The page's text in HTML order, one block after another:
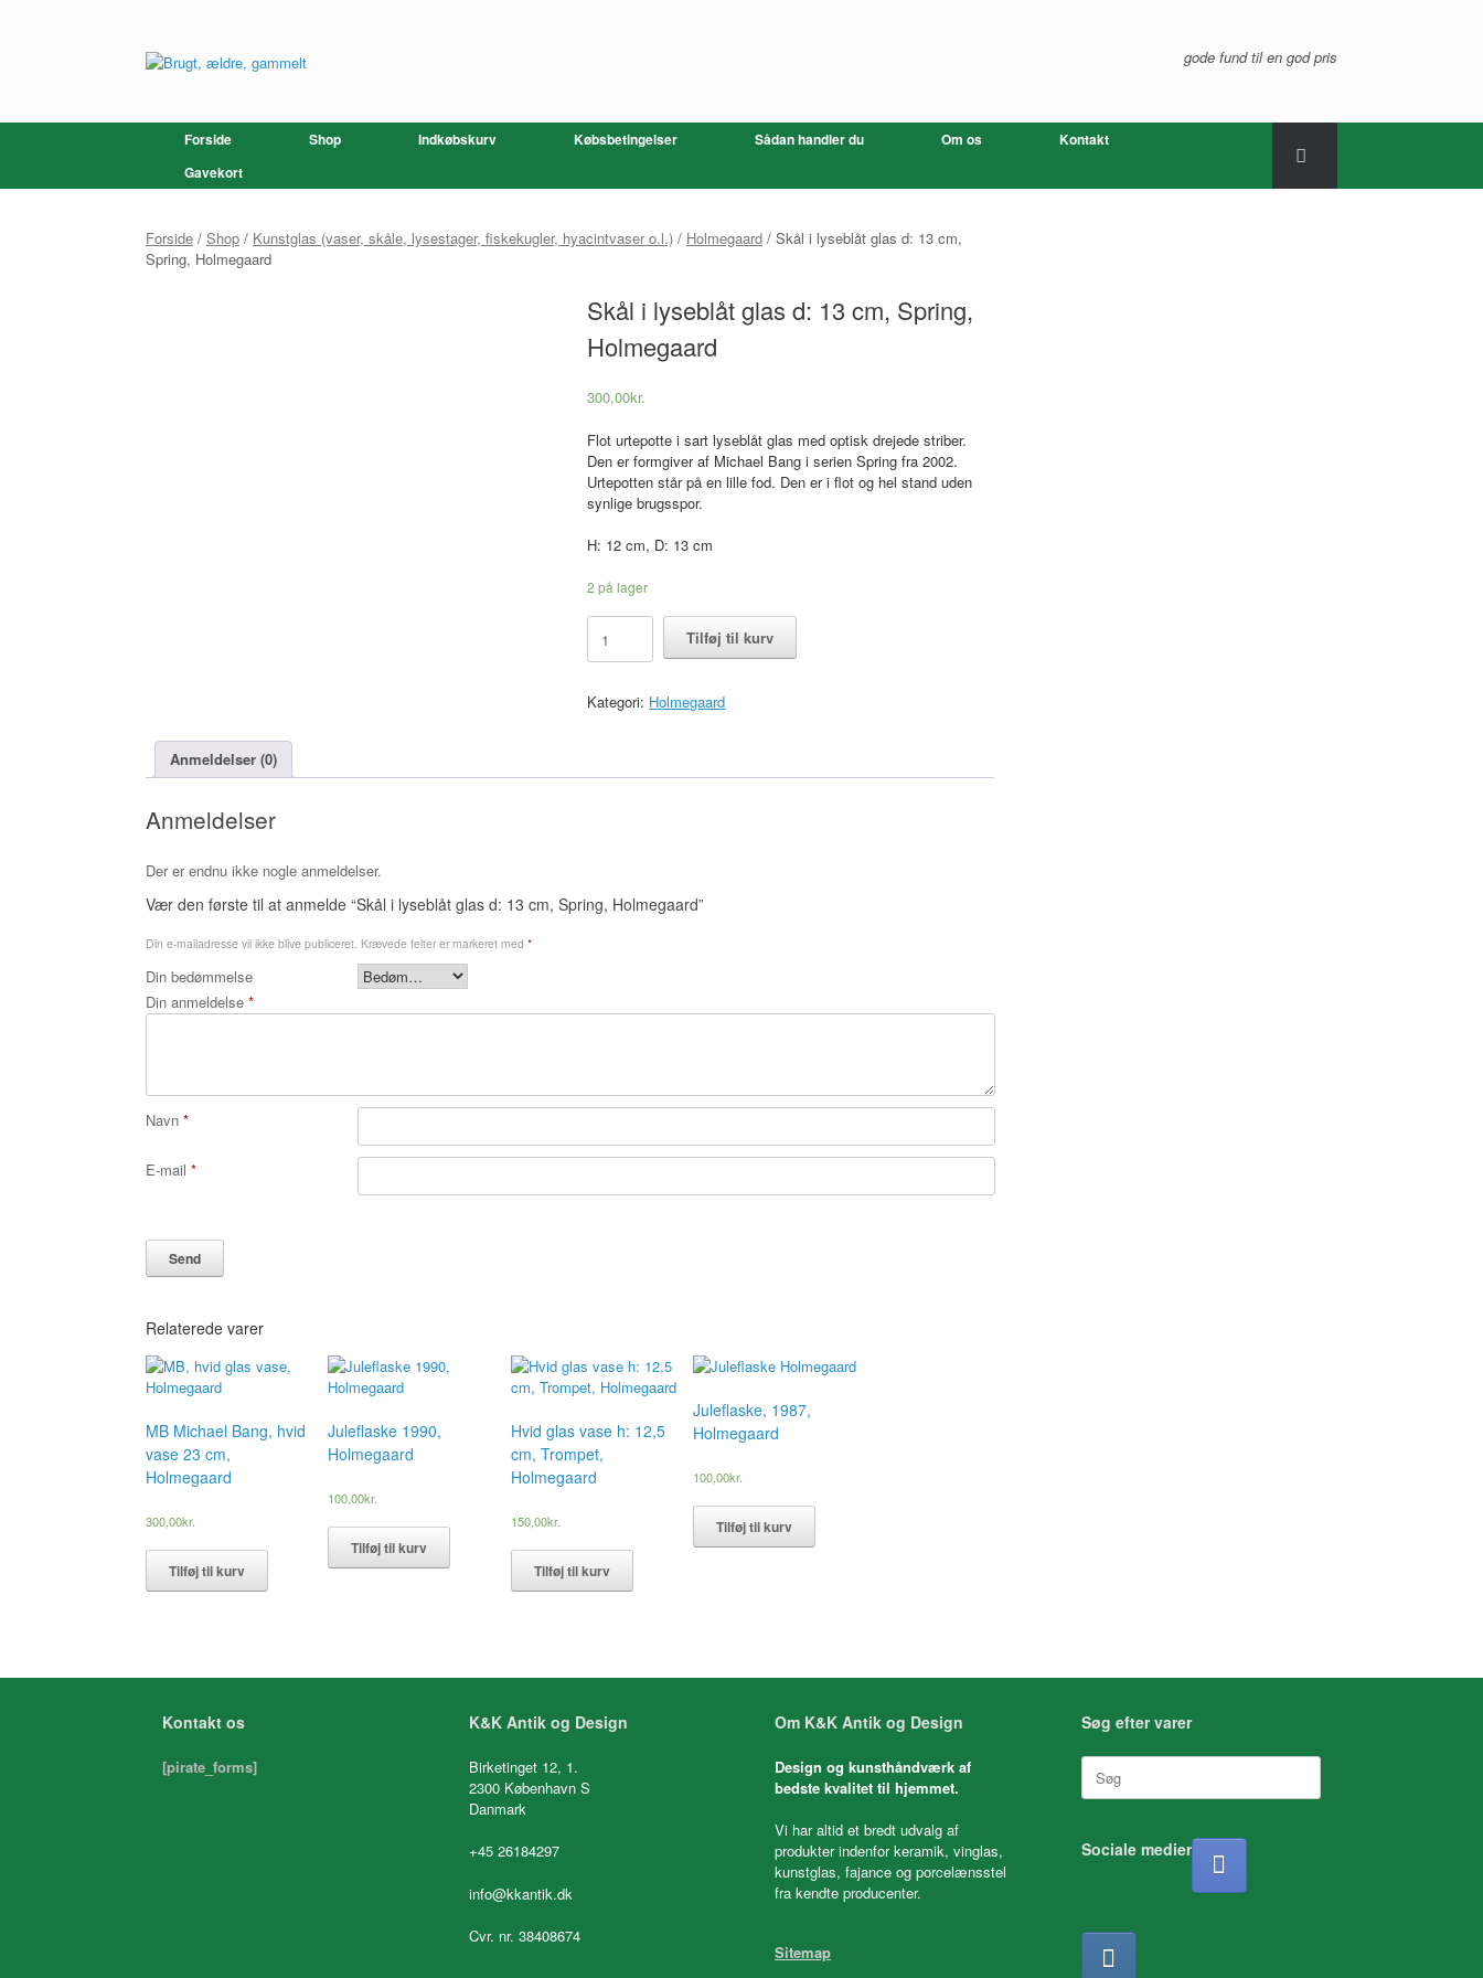
gode fund til en god pris
Forside Shop Indkøbskurv Købsbetingelser Sådan handler du Om os
Kontakt
Gavekort
Forside / Shop / Kunstglas (vaser, skåle, lysestager, fiskekugler, hyacintvaser o.l.) / Holmegaard / Skål i lyseblåt glas d: 13 cm,
Spring, Holmegaard
Skål i lyseblåt glas d: 13 cm, Spring,
Holmegaard
300,00kr.
Flot urtepotte i sart lyseblåt glas med optisk drejede striber.
Den er formgiver af Michael Bang i serien Spring fra 2002.
Urtepotten står på en lille fod. Den er i flot og hel stand uden
synlige brugsspor.
H: 12 cm, D: 13 cm
2 på lager
Skål
lyseblåt
d:
Tilføj til kurv
Kategori: Holmegaard
Anmeldelser (0)
Anmeldelser
Der er endnu ikke nogle anmeldelser.
Vær den første til at anmelde “Skål i lyseblåt glas d: 13 cm, Spring, Holmegaard”
Din e-mailadresse vil ikke blive publiceret. Krævede felter er markeret med *
Din bedømmelse
Din anmeldelse *
Navn *
E-mail *
Relaterede varer
MB Michael Bang, hvid
vase 23 cm,
Holmegaard
300,00kr.
Tilføj til kurv
Juleflaske 1990,
Holmegaard
100,00kr.
Tilføj til kurv
Hvid glas vase h: 12,5
cm, Trompet,
Holmegaard
150,00kr.
Tilføj til kurv
Juleflaske, 1987,
Holmegaard
100,00kr.
Tilføj til kurv
Kontakt os
[pirate_forms]
K&K Antik og Design
Birketinget 12, 1.
2300 København S
Danmark
+45 26184297
info@kkantik.dk
Cvr. nr. 38408674
Om K&K Antik og Design
Design og kunsthåndværk af
bedste kvalitet til hjemmet.
Vi har altid et bredt udvalg af
produkter indenfor keramik, vinglas,
kunstglas, fajance og porcelænsstel
fra kendte producenter.
Sitemap
Søg efter varer
Søg
efter:
Sociale medier